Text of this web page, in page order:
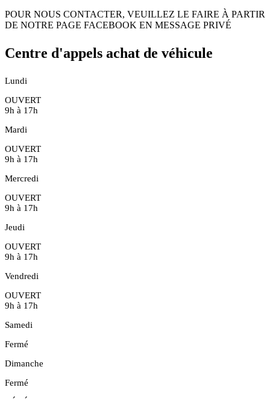
POUR NOUS CONTACTER, VEUILLEZ LE FAIRE À PARTIR
DE NOTRE PAGE FACEBOOK EN MESSAGE PRIVÉ
Centre d'appels achat de véhicule
Lundi
OUVERT
9h à 17h
Mardi
OUVERT
9h à 17h
Mercredi
OUVERT
9h à 17h
Jeudi
OUVERT
9h à 17h
Vendredi
OUVERT
9h à 17h
Samedi
Fermé
Dimanche
Fermé